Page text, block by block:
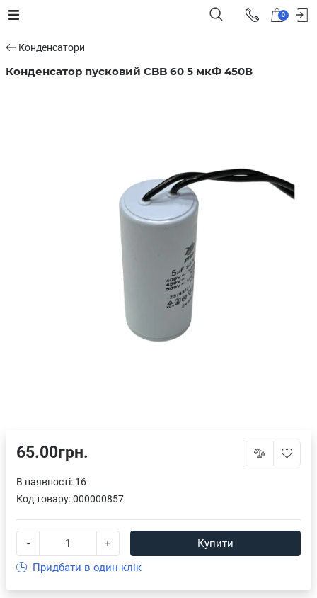
0
Конденсатори
Конденсатор пусковий CBB 60 5 мкФ 450В
65.00грн.
В наявності: 16
Код товару:000000857
- +
Купити
Придбати в один клік